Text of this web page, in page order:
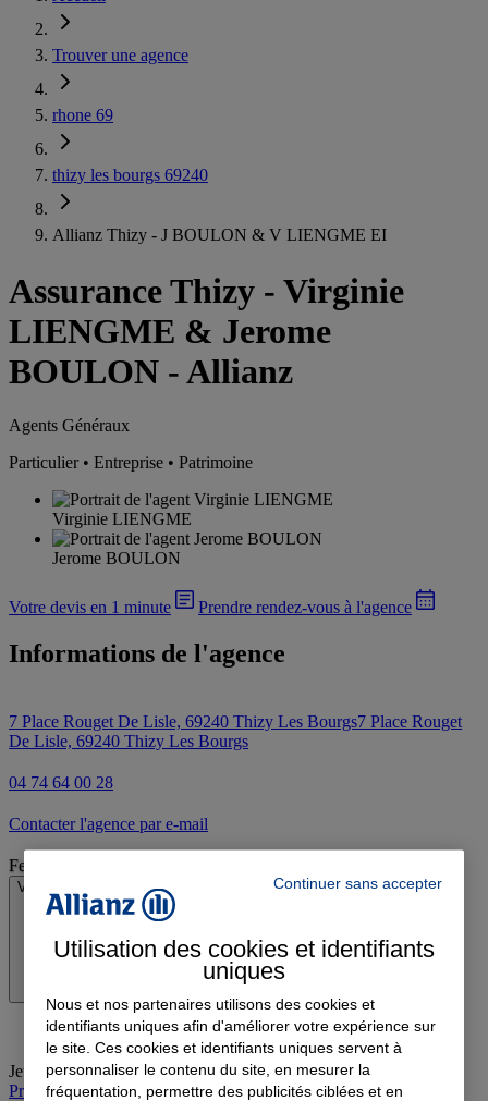
Trouver une agence
rhone 69
thizy les bourgs 69240
Allianz Thizy - J BOULON & V LIENGME EI
Assurance Thizy - Virginie
LIENGME & Jerome
BOULON - Allianz
Agents Généraux
Particulier • Entreprise • Patrimoine
Virginie LIENGME
Jerome BOULON
Votre devis en 1 minute Prendre rendez-vous à l'agence
Informations de l'agence
7 Place Rouget De Lisle, 69240 Thizy Les Bourgs7 Place Rouget
De Lisle, 69240 Thizy Les Bourgs
04 74 64 00 28
Contacter l'agence par e-mail
Fermé
Voir les horaires
Jeudi : 09:00-12:30, 14:00-18:30
Prendre rendez-vous à l'agence
Continuer sans accepter
Utilisation des cookies et identifiants
uniques
Nous et nos partenaires utilisons des cookies et
identifiants uniques afin d'améliorer votre expérience sur
le site. Ces cookies et identifiants uniques servent à
personnaliser le contenu du site, en mesurer la
fréquentation, permettre des publicités ciblées et en